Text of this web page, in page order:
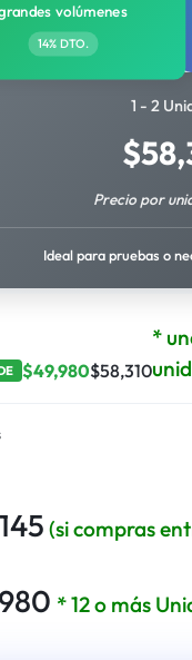
volúmenes
14% DTO.
1 - 2
$
Precio por
Ideal para pruebas o
$49,980$58,310
*
(si compras
* 12 o más